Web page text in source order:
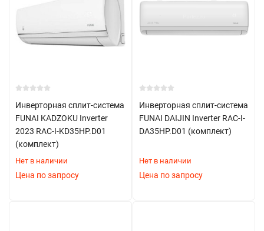
Инверторная сплит-система
FUNAI KADZOKU Inverter
2023 RAC-I-KD35HP.D01
(комплект)
Нет в наличии
Цена по запросу
Инверторная сплит-система
FUNAI DAIJIN Inverter RAC-I-
DA35HP.D01 (комплект)
Нет в наличии
Цена по запросу